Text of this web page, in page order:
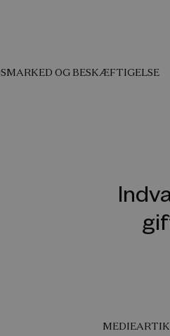
OG BESKÆFTIGELSE